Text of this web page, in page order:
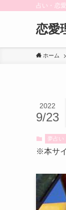
占い・恋
恋愛
ホーム
2022
9/23
夢占い
※本サ